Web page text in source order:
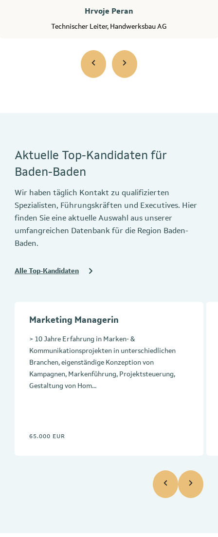
Hrvoje Peran
Technischer Leiter, Handwerksbau AG
Aktuelle Top-Kandidaten für
Baden-Baden
Wir haben täglich Kontakt zu qualifizierten
Spezialisten, Führungskräften und Executives. Hier
finden Sie eine aktuelle Auswahl aus unserer
umfangreichen Datenbank für die Region Baden-
Baden.
Alle Top-Kandidaten
Marketing Managerin
> 10 Jahre Erfahrung in Marken- &
Kommunikationsprojekten in unterschiedlichen
Branchen, eigenständige Konzeption von
Kampagnen, Markenführung, Projektsteuerung,
Gestaltung von Hom...
65.000 EUR